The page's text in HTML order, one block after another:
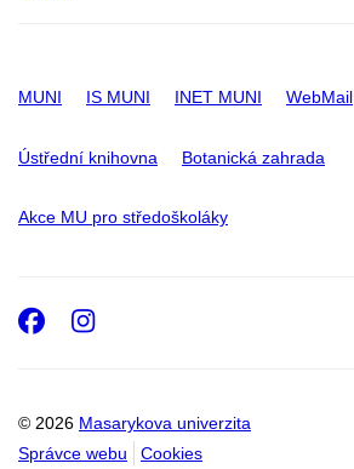
MUNI IS MUNI INET MUNI WebMail
Ústřední knihovna Botanická zahrada
Akce MU pro středoškoláky
© 2026 Masarykova univerzita
Správce webu
Cookies
Facebook
Instagram